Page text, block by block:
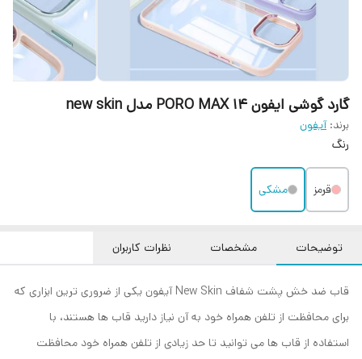
گارد گوشی ایفون 14 PORO MAX مدل new skin
برند: آیفون
رنگ
قرمز مشکی
توضیحات مشخصات نظرات کاربران
قاب ضد خش پشت شفاف New Skin آیفون یکی از ضروری ترین ابزاری که
برای محافظت از تلفن همراه خود به آن نیاز دارید قاب ها هستند، با
استفاده از قاب ها می توانید تا حد زیادی از تلفن همراه خود محافظت